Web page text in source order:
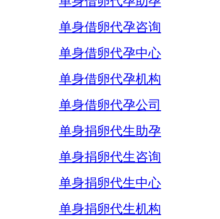
单身借卵代孕咨询
单身借卵代孕中心
单身借卵代孕机构
单身借卵代孕公司
单身捐卵代生助孕
单身捐卵代生咨询
单身捐卵代生中心
单身捐卵代生机构